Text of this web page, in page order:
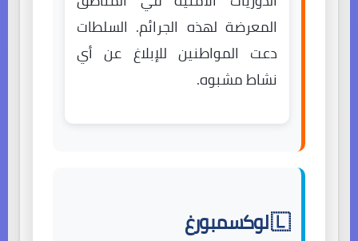
المعرضة لهذه الجرائم. السلطات
دعت المواطنين للإبلاغ عن أي
نشاط مشبوه.
🇱 لوكسمبورغ